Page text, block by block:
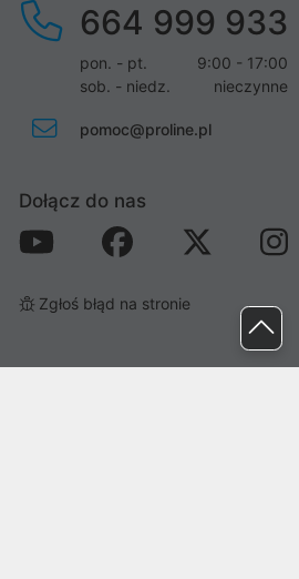
664 999 933
pon. - pt.
9:00 - 17:00
sob. - niedz.
nieczynne
pomoc@proline.pl
Dołącz do nas
Zgłoś błąd na stronie